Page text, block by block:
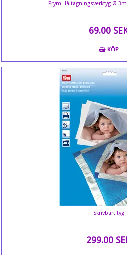
Prym Håltagningsverktyg Ø
69.00
KÖP
Skrivbart tyg
299.00